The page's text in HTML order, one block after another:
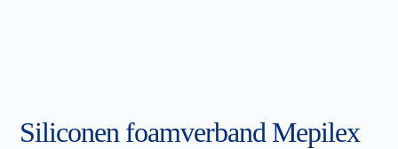
Siliconen foamverband Mepilex